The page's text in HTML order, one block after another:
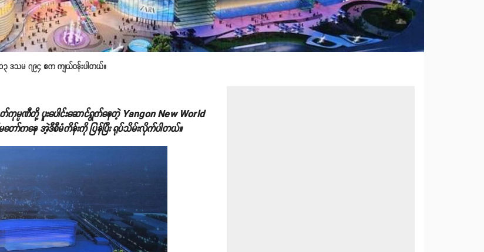
ဒသမ ၇၉၄ ဧက ကျယ်ဝန်းပါတယ်။
မ္ပဏီတို့ ပူးပေါင်းဆောင်ရွက်နေတဲ့ Yangon New World
ာ်ကနေ အဲ့ဒီစီမံကိန်းကို ပြန်ပြီး ရုပ်သိမ်းလိုက်ပါတယ်။